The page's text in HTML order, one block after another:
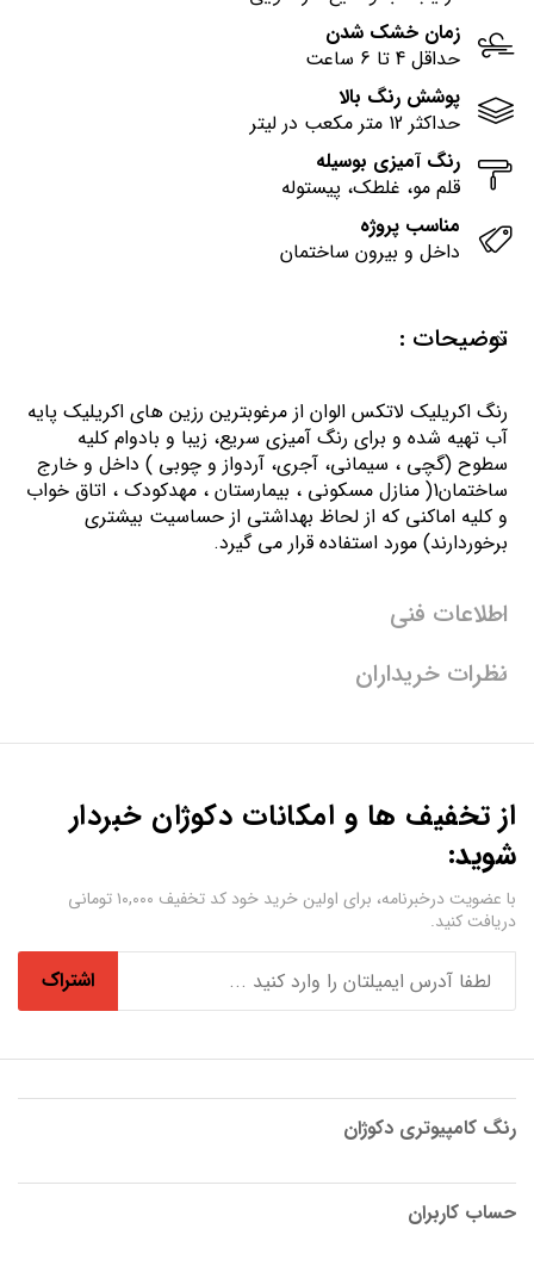
زمان خشک شدن
حداقل 4 تا 6 ساعت
پوشش رنگ بالا
حداکثر 12 متر مکعب در لیتر
رنگ آمیزی بوسیله
قلم مو، غلطک، پیستوله
مناسب پروژه
داخل و بیرون ساختمان
توضیحات :
رنگ اكريليك لاتكس الوان از مرغوبترين رزين هاي اكريليك پايه
آب تهيه شده و برای رنگ آمیزی سریع، زیبا و بادوام کلیه
سطوح (گچی ، سیمانی، آجری، آردواز و چوبی ) داخل و خارج
ساختمان1( منازل مسكوني ، بيمارستان ، مهدكودك ، اتاق خواب
و كليه اماكني كه از لحاظ بهداشتي از حساسيت بيشتري
برخوردارند) مورد استفاده قرار می گیرد.
اطلاعات فنی
نظرات خریداران
از تخفیف ها و امکانات دکوژان خبردار
شوید:
با عضویت درخبرنامه، برای اولین خرید خود کد تخفیف ۱۰,۰۰۰ تومانی
دریافت کنید.
اشتراک
رنگ کامپیوتری دکوژان
حساب کاربران